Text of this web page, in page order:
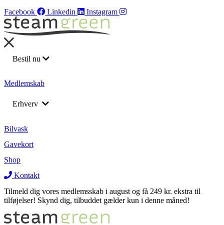
Facebook Linkedin Instagram
Bestil nu
Returnering af leasing biler
Rengøring af lastbil
Medlemskab
Erhverv
Varevogne
Bilvask
Gavekort
Shop
Kontakt
Tilmeld dig vores medlemsskab i august og få 249 kr. ekstra til
tilføjelser! Skynd dig, tilbuddet gælder kun i denne måned!